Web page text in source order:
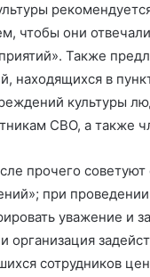
чтобы они
Также
находящихся в
культуры
СВО, а также
прочего советуют
при
уважение и
организация
сотрудников